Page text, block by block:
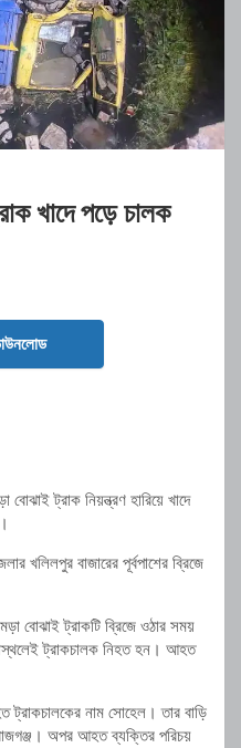
খাদে পড়ে চালক
বোঝাই ট্রাক নিয়ন্ত্রণ হারিয়ে খাদে
খলিলপুর বাজারের পূর্বপাশের ব্রিজে
বোঝাই ট্রাকটি ব্রিজে ওঠার সময়
ট্রাকচালক নিহত হন। আহত
ট্রাকচালকের নাম সোহেল। তার বাড়ি
অপর আহত ব্যক্তির পরিচয়